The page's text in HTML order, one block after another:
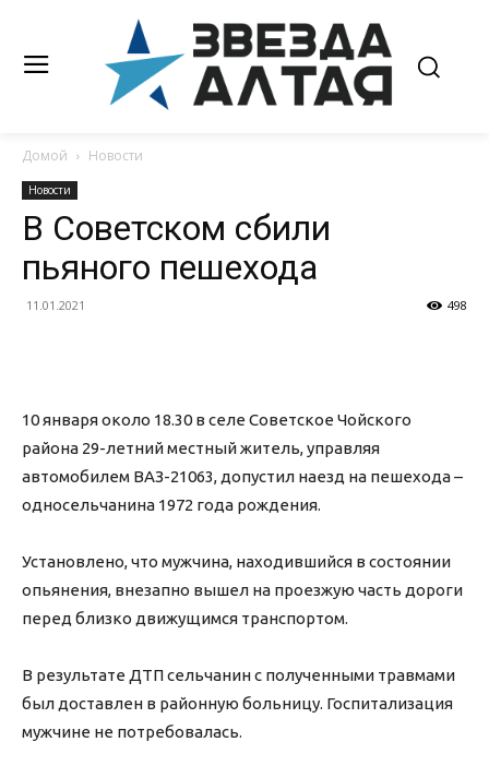
Домой Новости
Новости
В Советском сбили
пьяного пешехода
11.01.2021 498
10 января около 18.30 в селе Советское Чойского
района 29-летний местный житель, управляя
автомобилем ВАЗ-21063, допустил наезд на пешехода –
односельчанина 1972 года рождения.
Установлено, что мужчина, находившийся в состоянии
опьянения, внезапно вышел на проезжую часть дороги
перед близко движущимся транспортом.
В результате ДТП сельчанин с полученными травмами
был доставлен в районную больницу. Госпитализация
мужчине не потребовалась.